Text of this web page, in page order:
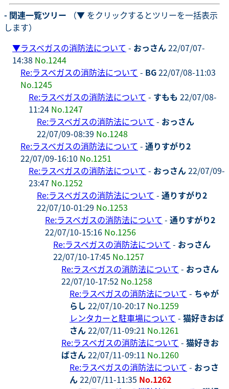
- 関連一覧ツリー （▼ をクリックするとツリーを一括表示
します）
▼ラスベガスの消防法について - おっさん22/07/07-
14:38 No.1244
Re:ラスベガスの消防法について - BG22/07/08-11:03
No.1245
Re:ラスベガスの消防法について - すもも 22/07/08-
11:24 No.1247
Re:ラスベガスの消防法について - おっさん
22/07/09-08:39 No.1248
Re:ラスベガスの消防法について - 通りすがり2
22/07/09-16:10 No.1251
Re:ラスベガスの消防法について - おっさん22/07/09-
23:47 No.1252
Re:ラスベガスの消防法について - 通りすがり2
22/07/10-01:29 No.1253
Re:ラスベガスの消防法について - 通りすがり2
22/07/10-15:16 No.1256
Re:ラスベガスの消防法について - おっさん
22/07/10-17:45 No.1257
Re:ラスベガスの消防法について - おっさん
22/07/10-17:52 No.1258
Re:ラスベガスの消防法について - ちゃが
らし 22/07/10-20:17 No.1259
レンタカーと駐車場について - 猫好きおば
さん22/07/11-09:21 No.1261
Re:ラスベガスの消防法について - 猫好きお
ばさん22/07/11-09:11 No.1260
Re:ラスベガスの消防法について - おっさ
ん22/07/11-11:35 No.1262